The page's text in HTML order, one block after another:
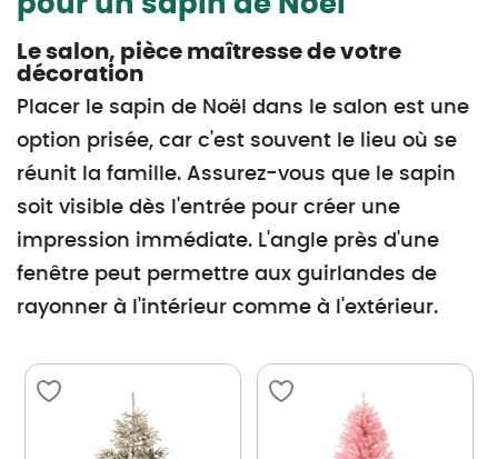
Le salon, pièce maîtresse de votre
décoration
Placer le sapin de Noël dans le salon est une
option prisée, car c'est souvent le lieu où se
réunit la famille. Assurez-vous que le sapin
soit visible dès l'entrée pour créer une
impression immédiate. L'angle près d'une
fenêtre peut permettre aux guirlandes de
rayonner à l'intérieur comme à l'extérieur.